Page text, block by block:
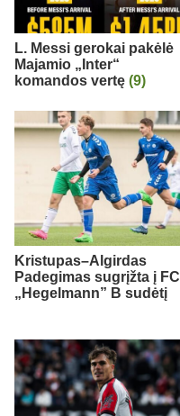
L. Messi gerokai pakėlė
Majamio „Inter“
komandos vertę (9)
Kristupas–Algirdas
Padegimas sugrįžta į FC
„Hegelmann” B sudėtį